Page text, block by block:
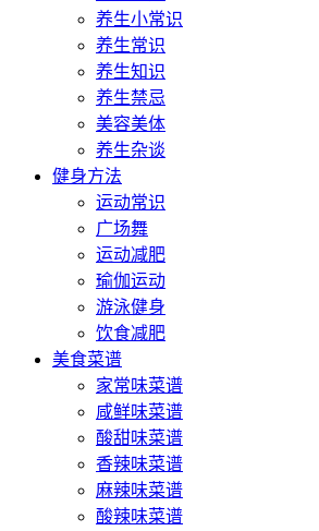
养生小常识
养生常识
养生知识
养生禁忌
美容美体
养生杂谈
健身方法
运动常识
广场舞
运动减肥
瑜伽运动
游泳健身
饮食减肥
美食菜谱
家常味菜谱
咸鲜味菜谱
酸甜味菜谱
香辣味菜谱
麻辣味菜谱
酸辣味菜谱